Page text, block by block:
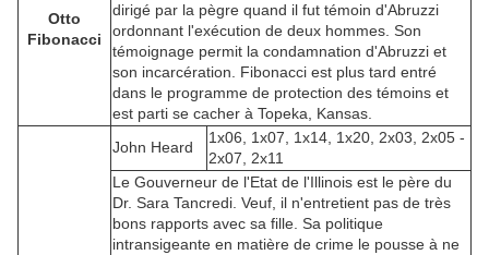
Otto
Fibonacci
dirigé par la pègre quand il fut témoin d'Abruzzi
ordonnant l'exécution de deux hommes. Son
témoignage permit la condamnation d'Abruzzi et
son incarcération. Fibonacci est plus tard entré
dans le programme de protection des témoins et
est parti se cacher à Topeka, Kansas.
John Heard
1x06, 1x07, 1x14, 1x20, 2x03, 2x05 -
2x07, 2x11
Le Gouverneur de l'Etat de l'Illinois est le père du
Dr. Sara Tancredi. Veuf, il n'entretient pas de très
bons rapports avec sa fille. Sa politique
intransigeante en matière de crime le pousse à ne